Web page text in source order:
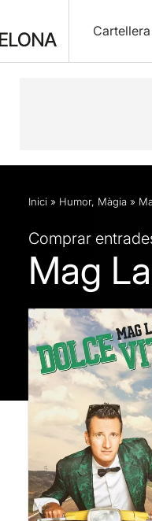
Descripció Fitxa artística
Inici » Humor, Màgia »
Comprar
Mag